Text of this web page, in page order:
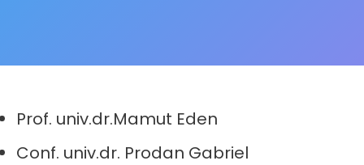
Prof. univ.dr.Mamut Eden
Conf. univ.dr. Prodan Gabriel